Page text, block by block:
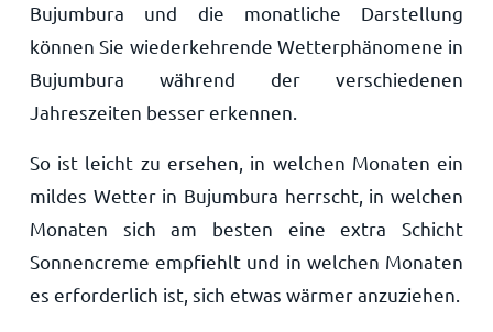
Bujumbura und die monatliche Darstellung
können Sie wiederkehrende Wetterphänomene in
Bujumbura während der verschiedenen
Jahreszeiten besser erkennen.
So ist leicht zu ersehen, in welchen Monaten ein
mildes Wetter in Bujumbura herrscht, in welchen
Monaten sich am besten eine extra Schicht
Sonnencreme empfiehlt und in welchen Monaten
es erforderlich ist, sich etwas wärmer anzuziehen.